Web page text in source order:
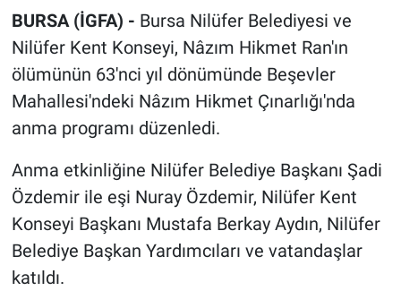
BURSA (İGFA) - Bursa Nilüfer Belediyesi ve
Nilüfer Kent Konseyi, Nâzım Hikmet Ran'ın
ölümünün 63'nci yıl dönümünde Beşevler
Mahallesi'ndeki Nâzım Hikmet Çınarlığı'nda
anma programı düzenledi.
Anma etkinliğine Nilüfer Belediye Başkanı Şadi
Özdemir ile eşi Nuray Özdemir, Nilüfer Kent
Konseyi Başkanı Mustafa Berkay Aydın, Nilüfer
Belediye Başkan Yardımcıları ve vatandaşlar
katıldı.